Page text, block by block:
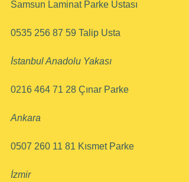
Samsun Laminat Parke Ustası
0535 256 87 59 Talip Usta
İstanbul Anadolu Yakası
0216 464 71 28 Çınar Parke
Ankara
0507 260 11 81 Kısmet Parke
İzmir